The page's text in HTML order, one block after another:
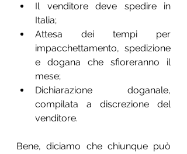
Il venditore deve spedire in
Italia;
Attesa dei tempi per
impacchettamento, spedizione
e dogana che sfioreranno il
mese;
Dichiarazione doganale,
compilata a discrezione del
venditore.
Bene, diciamo che chiunque può